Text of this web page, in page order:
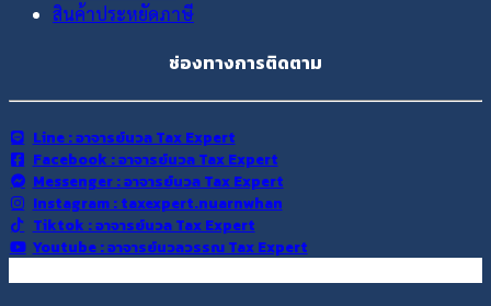
สินค้าประหยัดภาษี
ช่องทางการติดตาม
Line : อาจารย์นวล Tax Expert
Facebook : อาจารย์นวล Tax Expert
Messenger : อาจารย์นวล Tax Expert
Instagram : taxexpert.nuarnwhan
Tiktok : อาจารย์นวล Tax Expert
Youtube : อาจารย์นวลวรรณ Tax Expert